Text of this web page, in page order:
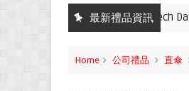
最新禮品資訊
無紡布袋 環保袋-Tech Data
Home 公司禮品 直傘